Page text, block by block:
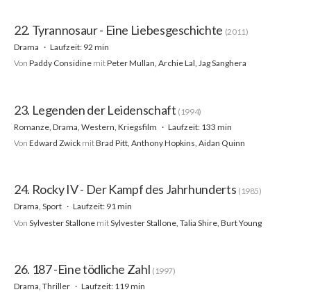
22. Tyrannosaur - Eine Liebesgeschichte (2011)
Drama
Laufzeit: 92 min
Von Paddy Considine mitPeter Mullan, Archie Lal, Jag Sanghera
23. Legenden der Leidenschaft (1994)
Romanze, Drama, Western, Kriegsfilm
Laufzeit: 133 min
Von Edward Zwick mitBrad Pitt, Anthony Hopkins, Aidan Quinn
24. Rocky IV - Der Kampf des Jahrhunderts (1985)
Drama, Sport
Laufzeit: 91 min
Von Sylvester Stallone mitSylvester Stallone, Talia Shire, Burt Young
26. 187 -Eine tödliche Zahl (1997)
Drama, Thriller
Laufzeit: 119 min